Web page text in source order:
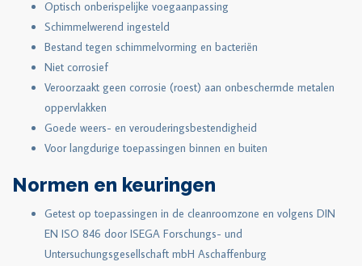
Optisch onberispelijke voegaanpassing
Schimmelwerend ingesteld
Bestand tegen schimmelvorming en bacteriën
Niet corrosief
Veroorzaakt geen corrosie (roest) aan onbeschermde metalen
oppervlakken
Goede weers- en verouderingsbestendigheid
Voor langdurige toepassingen binnen en buiten
Normen en keuringen
Getest op toepassingen in de cleanroomzone en volgens DIN
EN ISO 846 door ISEGA Forschungs- und
Untersuchungsgesellschaft mbH Aschaffenburg